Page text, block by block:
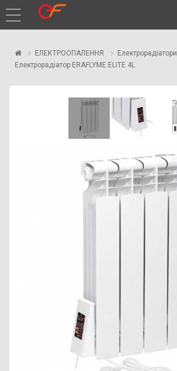
ЕЛЕКТРООПАЛЕННЯ
Електрорадіатори
Електрорадіатор ERAFLYME ELITE 4L